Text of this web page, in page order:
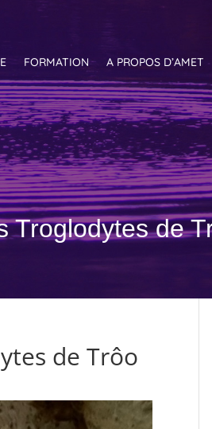
FORMATION A PROPOS D’AMET
Troglodytes de
de Trôo